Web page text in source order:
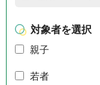
対象者を選択
親子
若者